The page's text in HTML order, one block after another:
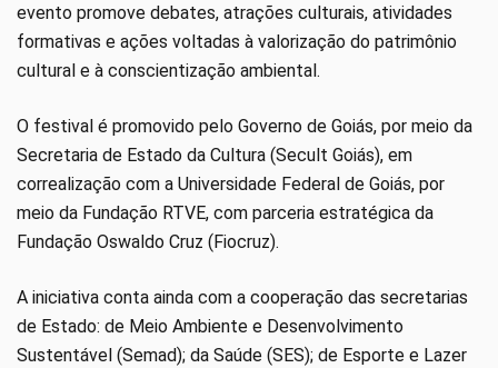
evento promove debates, atrações culturais, atividades
formativas e ações voltadas à valorização do patrimônio
cultural e à conscientização ambiental.
O festival é promovido pelo Governo de Goiás, por meio da
Secretaria de Estado da Cultura (Secult Goiás), em
correalização com a Universidade Federal de Goiás, por
meio da Fundação RTVE, com parceria estratégica da
Fundação Oswaldo Cruz (Fiocruz).
A iniciativa conta ainda com a cooperação das secretarias
de Estado: de Meio Ambiente e Desenvolvimento
Sustentável (Semad); da Saúde (SES); de Esporte e Lazer